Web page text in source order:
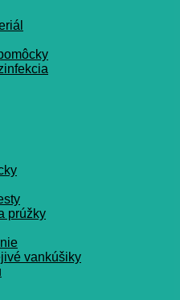
prúžky
vankúšiky